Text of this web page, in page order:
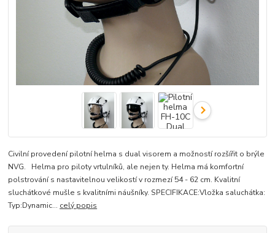
Civilní provedení pilotní helma s dual visorem a možností rozšířit o brýle
NVG. Helma pro piloty vrtulníků, ale nejen ty. Helma má komfortní
polstrování s nastavitelnou velikostí v rozmezí 54 - 62 cm. Kvalitní
sluchátkové mušle s kvalitními náušníky. SPECIFIKACE:Vložka saluchátka:
Typ:Dynamic... celý popis